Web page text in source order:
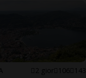
2 gior 106 143